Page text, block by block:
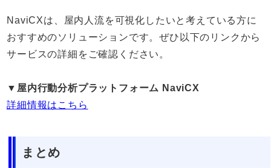
NaviCXは、屋内人流を可視化したいと考えている方に
おすすめのソリューションです。ぜひ以下のリンクから
サービスの詳細をご確認ください。
▼屋内行動分析プラットフォーム NaviCX
詳細情報はこちら
まとめ